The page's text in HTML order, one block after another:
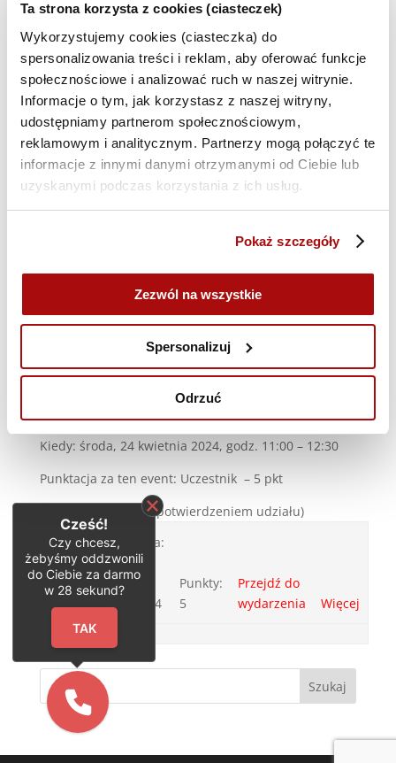
Ta strona korzysta z cookies (ciasteczek)
Wykorzystujemy cookies (ciasteczka) do
spersonalizowania treści i reklam, aby oferować funkcje
społecznościowe i analizować ruch w naszej witrynie.
Informacje o tym, jak korzystasz z naszej witryny,
udostępniamy partnerom społecznościowym,
reklamowym i analitycznym. Partnerzy mogą połączyć te
informacje z innymi danymi otrzymanymi od Ciebie lub
uzyskanymi podczas korzystania z ich usług.
Pokaż szczegóły
Zezwól na wszystkie
Spersonalizuj
Odrzuć
Zapraszamy na seminarium poświęcone
zintegrowanym działaniom komunikacyjnym na
ścieżce zakupowej
konsumenta. Dowiesz się, jak
koordynacją
różnych form reklamy i komunikacji
marketingowej docierać do konsumenta na różnych
etapach procesu zakupowego. Dzięki temu możesz
stworzyćspójny przekaz i doświadczenia marki,
które pomagają konsumentowi w podejmowaniu
decyzji zakupowych.
Jak je planować, koordynować i realizować
Jak je dopasować do celów i budżetu klienta
Dostaniesz także paczkę argumentów i case’ów, które
zrealizowaliśmy z naszymi Klientami, a w sesji Q&A
Kiedy: środa, 24 kwietnia 2024, godz. 11:00 – 12:30
Punktacja za ten event: Uczestnik – 5 pkt
(rejestracja nie jest potwierdzeniem udziału)
Impact
Seminar
4/2024:
DigiPharma
Data:
24-
04-
2024
Punkty:
5
Przejdź do
wydarzenia
Więcej
Cześć!
Czy chcesz,
żebyśmy oddzwonili
do Ciebie za darmo
w 28 sekund?
TAK